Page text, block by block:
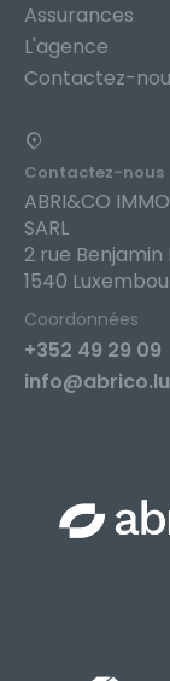
Assurances
L'agence
Contactez-
Contactez-nous
ABRI&CO
SARL
2 rue Benjamin
1540
Coordonnées
+352 49 29 09
info@abrico.lu